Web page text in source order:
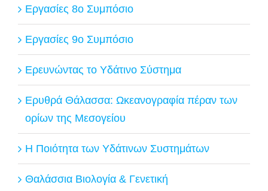
Εργασίες 8ο Συμπόσιο
Εργασίες 9ο Συμπόσιο
Ερευνώντας το Υδάτινο Σύστημα
Ερυθρά Θάλασσα: Ωκεανογραφία πέραν των
ορίων της Μεσογείου
Η Ποιότητα των Υδάτινων Συστημάτων
Θαλάσσια Βιολογία & Γενετική